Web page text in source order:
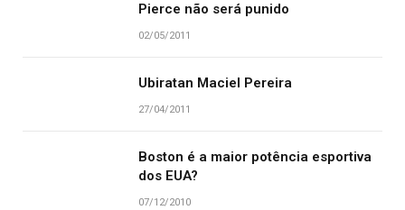
Pierce não será punido
02/05/2011
Ubiratan Maciel Pereira
27/04/2011
Boston é a maior potência esportiva
dos EUA?
07/12/2010